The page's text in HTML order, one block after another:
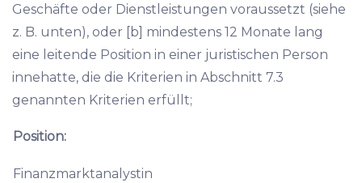
Geschäfte oder Dienstleistungen voraussetzt (siehe
z. B. unten), oder [b] mindestens 12 Monate lang
eine leitende Position in einer juristischen Person
innehatte, die die Kriterien in Abschnitt 7.3
genannten Kriterien erfüllt;
Position:
Finanzmarktanalystin